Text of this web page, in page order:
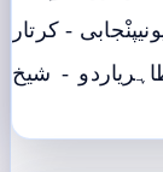
پنْجابی - کرتار
اردو - شيخ